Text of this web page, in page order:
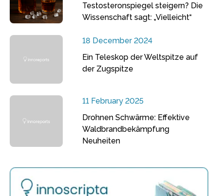
Testosteronspiegel steigern? Die
Wissenschaft sagt: „Vielleicht“
18 December 2024
Ein Teleskop der Weltspitze auf
der Zugspitze
11 February 2025
Drohnen Schwärme: Effektive
Waldbrandbekämpfung
Neuheiten